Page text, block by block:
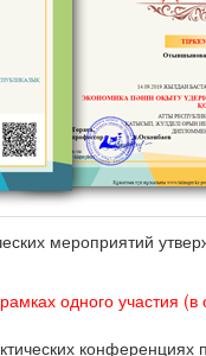
мероприятий
одного участия (в
конференциях